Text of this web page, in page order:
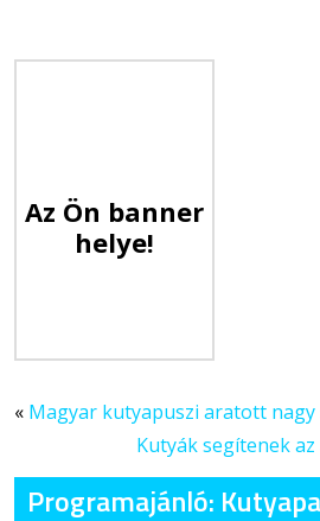
Az Ön banner
helye!
« Magyar kutyapuszi aratott
Kutyák segítenek
Programajánló: